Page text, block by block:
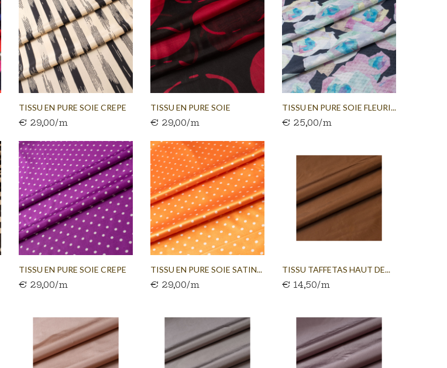
TISSU EN PURE SOIE CREPE
DE...
€ 29,00/m
TISSU EN PURE SOIE
CERCLES...
€ 29,00/m
TISSU EN PURE SOIE FLEURI...
€ 25,00/m
TISSU EN PURE SOIE CREPE
DE...
€ 29,00/m
TISSU EN PURE SOIE SATIN...
€ 29,00/m
TISSU TAFFETAS HAUT DE...
€ 14,50/m